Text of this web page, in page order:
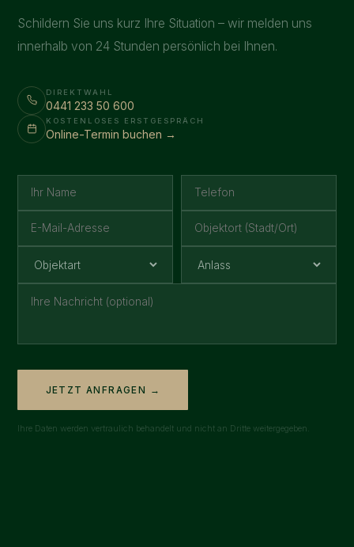
Schildern Sie uns kurz Ihre Situation – wir melden uns
innerhalb von 24 Stunden persönlich bei Ihnen.
DIREKTWAHL
0441 233 50 600
KOSTENLOSES ERSTGESPRÄCH
Online-Termin buchen →
JETZT ANFRAGEN →
Ihre Daten werden vertraulich behandelt und nicht an Dritte weitergegeben.